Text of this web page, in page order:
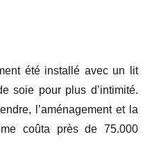
été installé avec un lit
soie pour plus d’intimité.
l’aménagement et la
coûta près de 75.000